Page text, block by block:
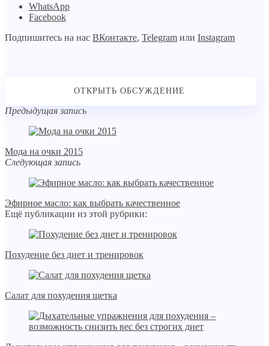
WhatsApp
Facebook
Подпишитесь на нас ВКонтакте, Telegram или Instagram
Предыдущая запись
Мода на очки 2015
Следующая запись
Эфирное масло: как выбрать качественное
Ещё публикации из этой рубрики:
Похудение без диет и тренировок
Салат для похудения щетка